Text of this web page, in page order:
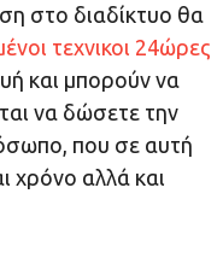
στο διαδίκτυο θα
τεχνικοι 24ώρες
και μπορούν να
να δώσετε την
που σε αυτή
χρόνο αλλά και